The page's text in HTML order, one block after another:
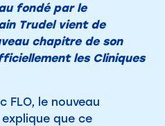
fondé par le
Trudel vient de
chapitre de son
les Cliniques
FLO, le nouveau
que ce